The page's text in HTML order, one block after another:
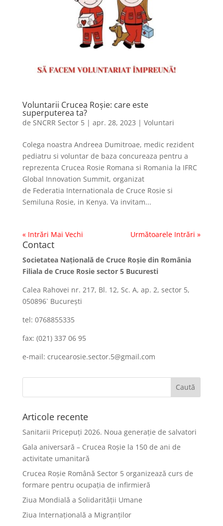
Voluntarii Crucea Roșie: care este
superputerea ta?
de SNCRR Sector 5| apr. 28, 2023 | Voluntari
Colega noastra Andreea Dumitroae, medic rezident
pediatru si voluntar de baza concureaza pentru a
reprezenta Crucea Rosie Romana si Romania la IFRC
Global Innovation Summit, organizat
de Federatia Internationala de Cruce Rosie si
Semiluna Rosie, in Kenya. Va invitam...
« Intrări Mai Vechi Următoarele Intrări »
Contact
Societatea Naţională de Cruce Roşie din România
Filiala de Cruce Rosie sector 5 Bucuresti
Calea Rahovei nr. 217, Bl. 12, Sc. A, ap. 2, sector 5,
050896` Bucureşti
tel: 0768855335
fax: (021) 337 06 95
e-mail: crucearosie.sector.5@gmail.com
Articole recente
Sanitarii Pricepuți 2026. Noua generație de salvatori
Gala aniversară – Crucea Roșie la 150 de ani de
activitate umanitară
Crucea Roșie Română Sector 5 organizează curs de
formare pentru ocupația de infirmieră
Ziua Mondială a Solidarității Umane
Ziua Internațională a Migranților